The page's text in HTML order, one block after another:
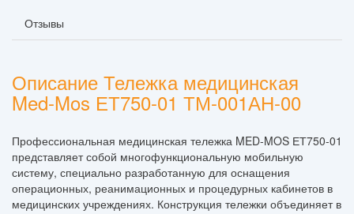
Отзывы
Описание Тележка медицинская
Med-Mos ЕТ750-01 ТМ-001АН-00
Профессиональная медицинская тележка MED-MOS ЕТ750-01
представляет собой многофункциональную мобильную
систему, специально разработанную для оснащения
операционных, реанимационных и процедурных кабинетов в
медицинских учреждениях. Конструкция тележки объединяет в